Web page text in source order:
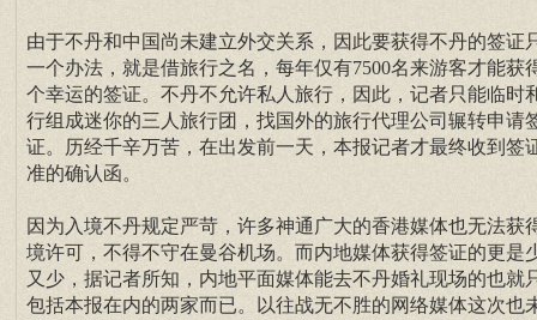
由于不丹和中国尚未建立外交关系，因此要获得不丹的签证
一个办法，就是借旅行之名，每年仅有7500名来游客才能获
个幸运的签证。不丹不允许私人旅行，因此，记者只能临时
行组成迷你的三人旅行团，找国外的旅行代理公司辗转申请
证。历经千辛万苦，在出发前一天，本报记者才最终收到签
准的确认函。
因为入境不丹规定严苛，许多神通广大的香港媒体也无法获
境许可，不得不守在曼谷机场。而内地媒体获得签证的更是
又少，据记者所知，内地平面媒体能去不丹婚礼现场的也就
包括本报在内的两家而已。以往战无不胜的网络媒体这次也